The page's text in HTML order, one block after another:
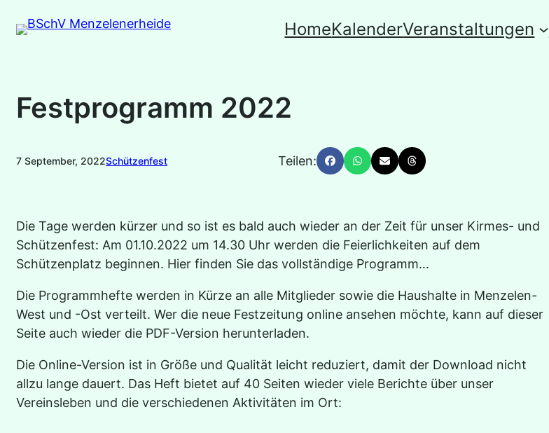
Inhalt
HomeKalenderVeranstaltungen
Festprogramm 2022
7 September, 2022Schützenfest Teilen:
Die Tage werden kürzer und so ist es bald auch wieder an der Zeit für unser Kirmes- und
Schützenfest: Am 01.10.2022 um 14.30 Uhr werden die Feierlichkeiten auf dem
Schützenplatz beginnen. Hier finden Sie das vollständige Programm…
Die Programmhefte werden in Kürze an alle Mitglieder sowie die Haushalte in Menzelen-
West und -Ost verteilt. Wer die neue Festzeitung online ansehen möchte, kann auf dieser
Seite auch wieder die PDF-Version herunterladen.
Die Online-Version ist in Größe und Qualität leicht reduziert, damit der Download nicht
allzu lange dauert. Das Heft bietet auf 40 Seiten wieder viele Berichte über unser
Vereinsleben und die verschiedenen Aktivitäten im Ort: